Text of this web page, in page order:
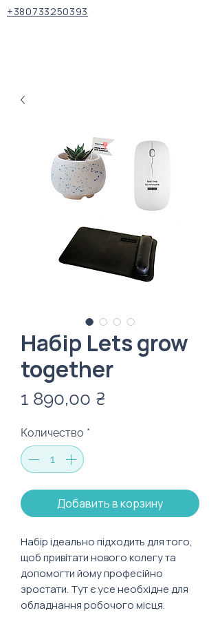
+380733250393
Набір Lets grow
together
1 890,00 ₴
Количество *
Добавить в корзину
Набір ідеально підходить для того,
щоб привітати нового колегу та
допомогти йому професійно
зростати. Тут є усе необхідне для
обладнання робочого місця.